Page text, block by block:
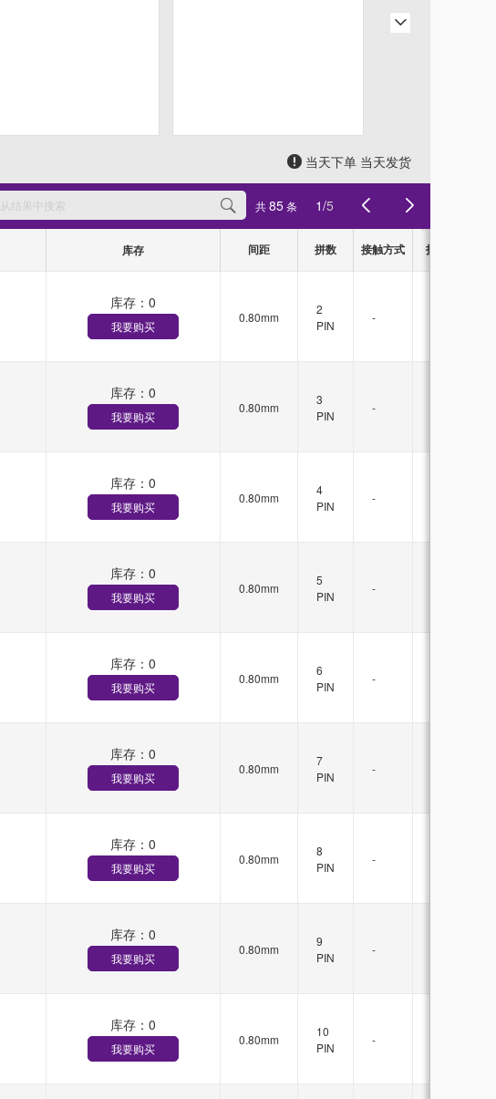
当天下单 当天发货
共85条 1/5
库存 间距 拼数 接触方式 扣位
库存： 0
我要购买
0.80mm
2
PIN
-
库存： 0
我要购买
0.80mm
3
PIN
-
库存： 0
我要购买
0.80mm
4
PIN
-
库存： 0
我要购买
0.80mm
5
PIN
-
库存： 0
我要购买
0.80mm
6
PIN
-
库存： 0
我要购买
0.80mm
7
PIN
-
库存： 0
我要购买
0.80mm
8
PIN
-
库存： 0
我要购买
0.80mm
9
PIN
-
库存： 0
我要购买
0.80mm
10
PIN
-